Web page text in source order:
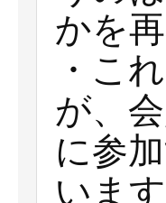
かを
・こ
が、
に参
いま